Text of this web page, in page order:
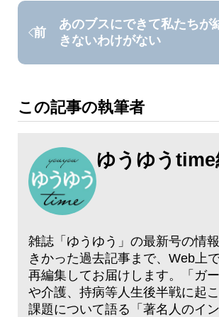
前
あのブスにできて私たちが
きないわけがない
この記事の執筆者
ゆうゆうtime
雑誌「ゆうゆう」の最新号の情
きかった過去記事まで、Web上
再編集してお届けします。「ガー
や介護、持病等人生後半戦に起
課題について語る「著名人のイ